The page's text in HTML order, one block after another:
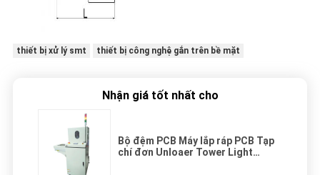
thiết bị xử lý smt thiết bị công nghệ gắn trên bề mặt
Nhận giá tốt nhất cho
Bộ đệm PCB Máy lắp ráp PCB Tạp
chí đơn Unloaer Tower Light